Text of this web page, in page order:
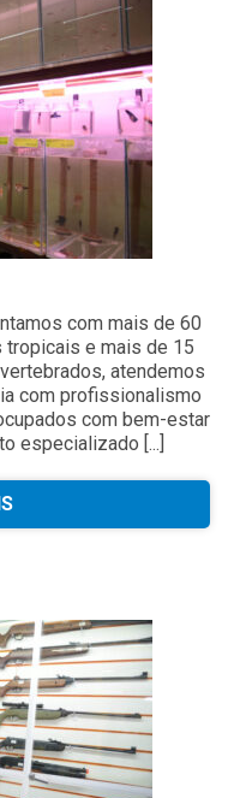
com mais de 60
e mais de 15
atendemos
com profissionalismo
com bem-estar
especializado [...]